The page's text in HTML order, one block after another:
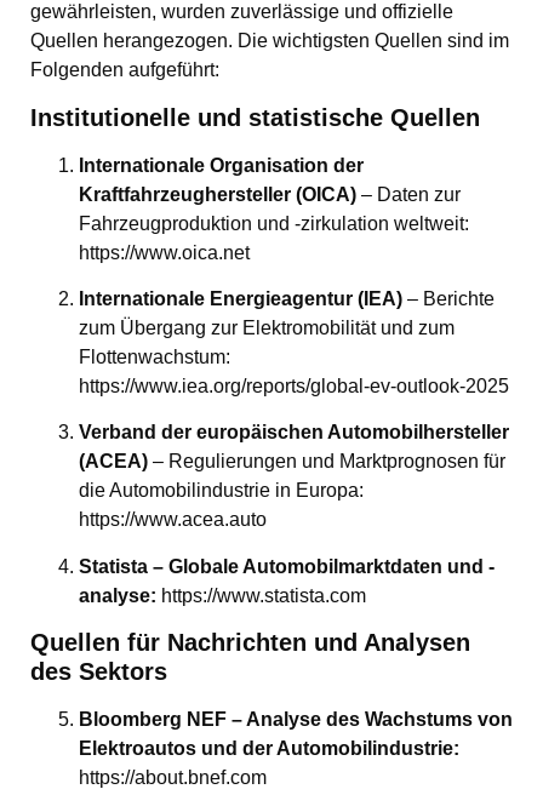
gewährleisten, wurden zuverlässige und offizielle
Quellen herangezogen. Die wichtigsten Quellen sind im
Folgenden aufgeführt:
Institutionelle und statistische Quellen
Internationale Organisation der
Kraftfahrzeughersteller (OICA) – Daten zur
Fahrzeugproduktion und -zirkulation weltweit:
https://www.oica.net
Internationale Energieagentur (IEA) – Berichte
zum Übergang zur Elektromobilität und zum
Flottenwachstum:
https://www.iea.org/reports/global-ev-outlook-2025
Verband der europäischen Automobilhersteller
(ACEA) – Regulierungen und Marktprognosen für
die Automobilindustrie in Europa:
https://www.acea.auto
Statista – Globale Automobilmarktdaten und -
analyse: https://www.statista.com
Quellen für Nachrichten und Analysen
des Sektors
Bloomberg NEF – Analyse des Wachstums von
Elektroautos und der Automobilindustrie:
https://about.bnef.com